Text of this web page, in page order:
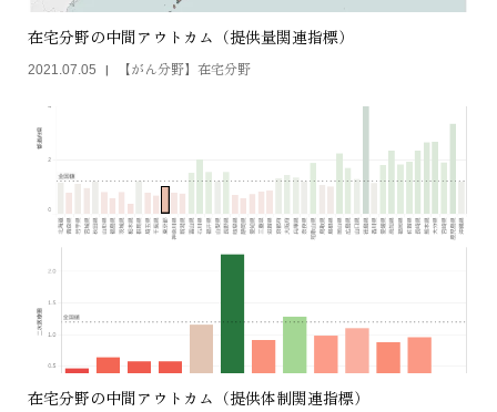
在宅分野の中間アウトカム（提供量関連指標）
2021.07.05 【がん分野】在宅分野
在宅分野の中間アウトカム（提供体制関連指標）